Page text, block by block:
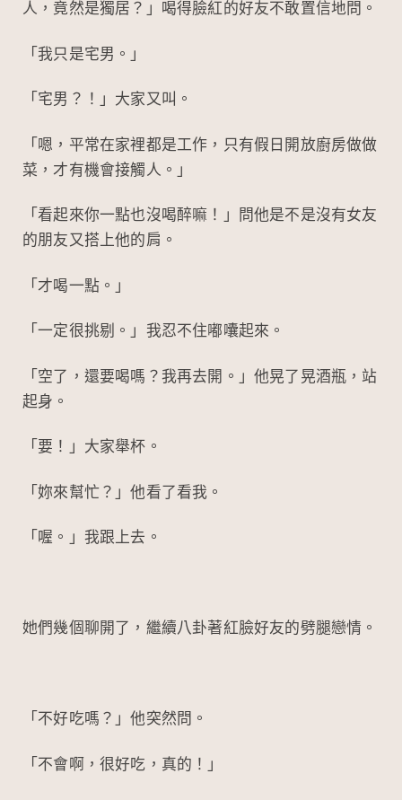
人，竟然是獨居？」喝得臉紅的好友不敢置信地問。
「我只是宅男。」
「宅男？！」大家又叫。
「嗯，平常在家裡都是工作，只有假日開放廚房做做
菜，才有機會接觸人。」
「看起來你一點也沒喝醉嘛！」問他是不是沒有女友
的朋友又搭上他的肩。
「才喝一點。」
「一定很挑剔。」我忍不住嘟囔起來。
「空了，還要喝嗎？我再去開。」他晃了晃酒瓶，站
起身。
「要！」大家舉杯。
「妳來幫忙？」他看了看我。
「喔。」我跟上去。
她們幾個聊開了，繼續八卦著紅臉好友的劈腿戀情。
「不好吃嗎？」他突然問。
「不會啊，很好吃，真的！」